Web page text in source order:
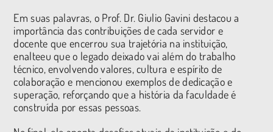
Em suas palavras, o Prof. Dr. Giulio Gavini destacou a
importância das contribuições de cada servidor e
docente que encerrou sua trajetória na instituição,
enalteeu que o legado deixado vai além do trabalho
técnico, envolvendo valores, cultura e espírito de
colaboração e mencionou exemplos de dedicação e
superação, reforçando que a história da faculdade é
construída por essas pessoas.